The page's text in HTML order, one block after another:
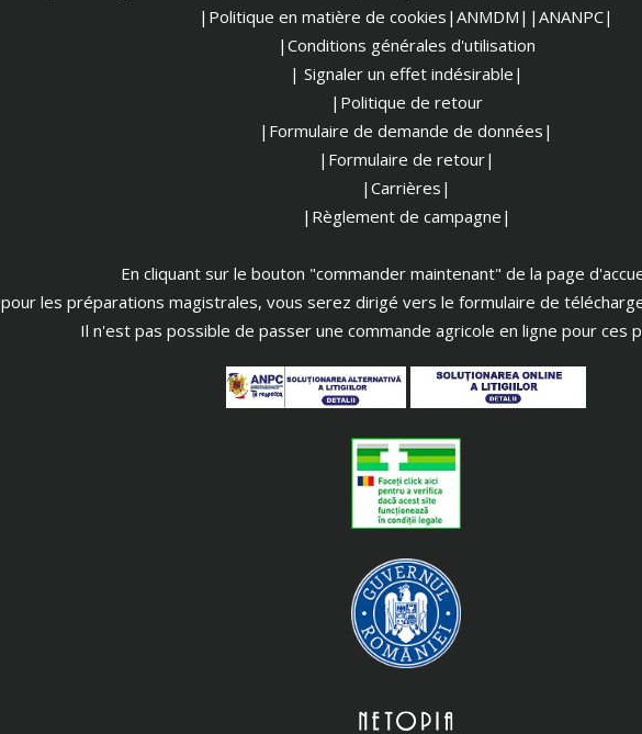
|Politique en matière de cookies |ANMDM| |ANANPC|
|Conditions générales d'utilisation
| Signaler un effet indésirable|
|Politique de retour
|Formulaire de demande de données|
|Formulaire de retour|
|Carrières|
|Règlement de campagne|
En cliquant sur le bouton "commander maintenant" de la page
pour les préparations magistrales, vous serez dirigé vers le formulaire de
Il n'est pas possible de passer une commande agricole en ligne pour ces